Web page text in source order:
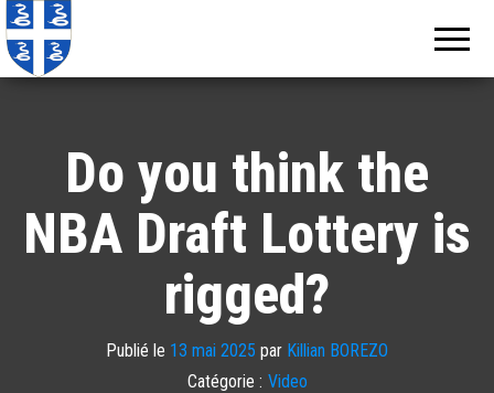
Do you think the
NBA Draft Lottery is
rigged?
Publié le 13 mai 2025 par Killian BOREZO
Catégorie : Video